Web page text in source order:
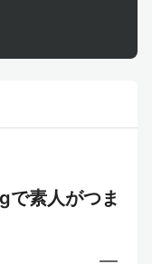
で素人がつま